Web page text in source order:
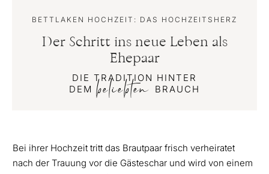
BETTLAKEN HOCHZEIT: DAS HOCHZEITSHERZ
Der Schritt ins neue Leben als
Ehepaar
DIE TRADITION HINTER
DEMbeliebten BRAUCH
Bei ihrer Hochzeit tritt das Brautpaar frisch verheiratet
nach der Trauung vor die Gästeschar und wird von einem